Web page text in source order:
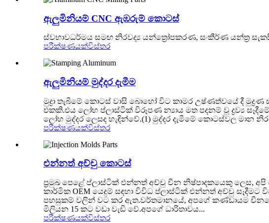
ඇලුමිනියම් CNC ඇඹරුම් කොටස්
ස්වභාවධර්මය සමඟ නිරවද්‍ය යන්ත්‍රෝපකරණ, සංකීර්ණ යන්ත්‍ර
පරීක්ෂණයක්විස්තර
ඇලුමිනියම් මුද්දර දැමීම
මුද්‍රා තැබීමේ කොටස් වාසි බොහෝ විට කාමර උෂ්ණත්වයේ දී
එකකි.එය ලෝහ ප්ලාස්ටික් විරූපණ න්‍යාය මත පදනම් වූ ද්‍රව්‍ය
ලෝහ මුද්දර ලෙසද හැඳින්වේ.(1) මුද්දර දැමීමේ කොටස්වල මාන
පරීක්ෂණයක්විස්තර
එන්නත් අච්චු කොටස්
ප්‍රමුඛ පෙළේ ප්ලාස්ටික් එන්නත් අච්චු චීන නිෂ්පාදකයෙකු ලෙස,
කාර්මික OEM යෙදුම් සඳහා විවිධ ප්ලාස්ටික් එන්නත් අච්චු
පහසුකම් වලින් වට කර ඇත.වර්තමානයේ, අපගේ කණ්ඩායම චීනයේ
මිලියන 15 කට වඩා වැඩි වේ.අපගේ ධාරිතාවය...
පරීක්ෂණයක්විස්තර